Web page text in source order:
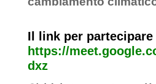
Il link per partecipare
https://
dxz